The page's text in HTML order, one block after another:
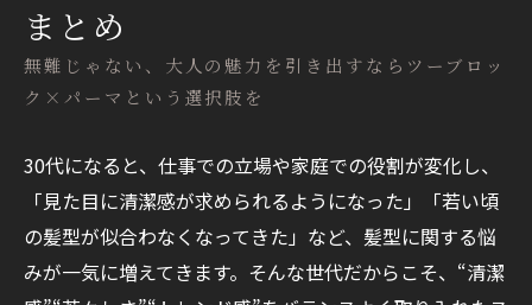
まとめ
無難じゃない、大人の魅力を引き出すならツーブロッ
ク×パーマという選択肢を
30代になると、仕事での立場や家庭での役割が変化し、
「見た目に清潔感が求められるようになった」「若い頃
の髪型が似合わなくなってきた」など、髪型に関する悩
みが一気に増えてきます。そんな世代だからこそ、“清潔